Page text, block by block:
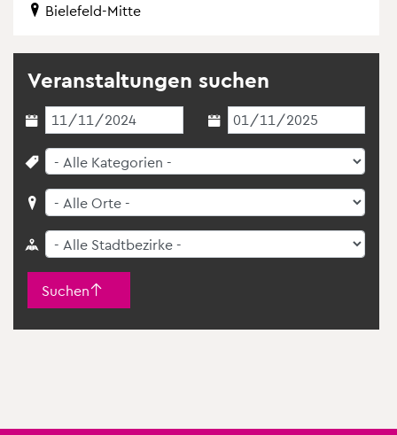
Bie­le­feld-Mitte
Ver­an­stal­tun­gen su­chen
Suchen